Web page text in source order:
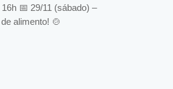
📅 29/11 (sábado) –
alimento! 🍲